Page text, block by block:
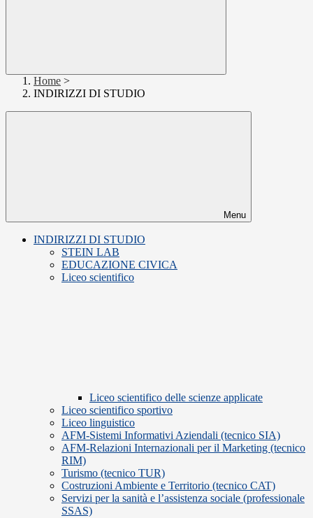
Home >
INDIRIZZI DI STUDIO
Menu
INDIRIZZI DI STUDIO
STEIN LAB
EDUCAZIONE CIVICA
Liceo scientifico
Liceo scientifico delle scienze applicate
Liceo scientifico sportivo
Liceo linguistico
AFM-Sistemi Informativi Aziendali (tecnico SIA)
AFM-Relazioni Internazionali per il Marketing (tecnico
RIM)
Turismo (tecnico TUR)
Costruzioni Ambiente e Territorio (tecnico CAT)
Servizi per la sanità e l’assistenza sociale (professionale
SSAS)